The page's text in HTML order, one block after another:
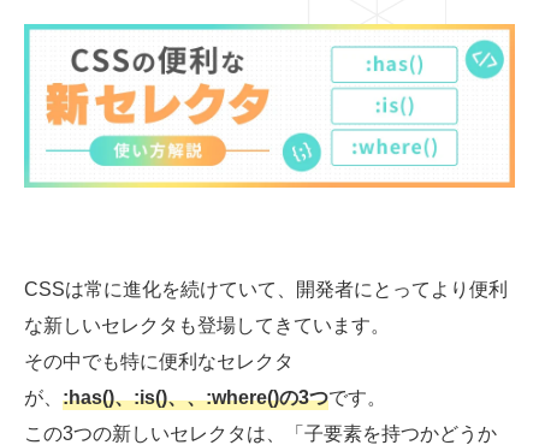
03-6659-5220
LINE登録
CSSは常に進化を続けていて、開発者にとってより便利
な新しいセレクタも登場してきています。
その中でも特に便利なセレクタ
が、 :has()、:is()、、:where()の3つです。
この3つの新しいセレクタは、「子要素を持つかどうか